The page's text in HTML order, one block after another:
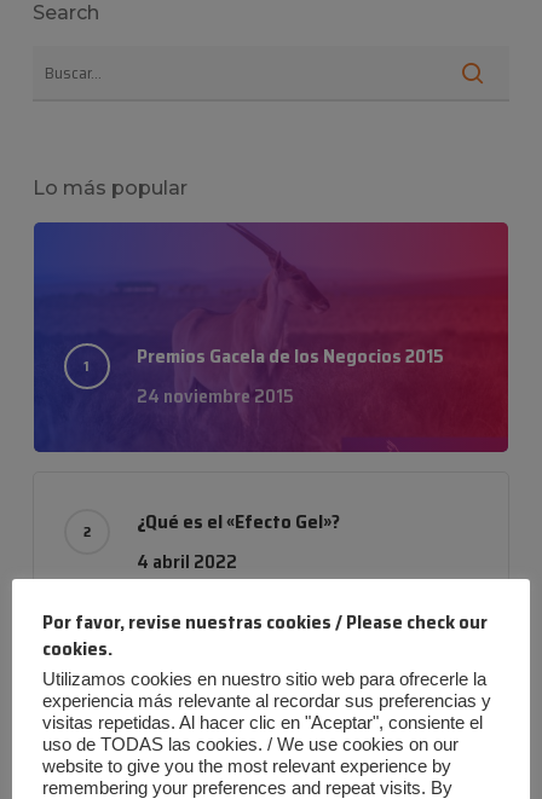
Search
Lo más popular
Premios Gacela de los Negocios 2015
24 noviembre 2015
¿Qué es el «Efecto Gel»?
4 abril 2022
Empresa con evolución
24 noviembre 2019
Por favor, revise nuestras cookies / Please check our
cookies.
Utilizamos cookies en nuestro sitio web para ofrecerle la
experiencia más relevante al recordar sus preferencias y
visitas repetidas. Al hacer clic en "Aceptar", consiente el
uso de TODAS las cookies. / We use cookies on our
website to give you the most relevant experience by
remembering your preferences and repeat visits. By